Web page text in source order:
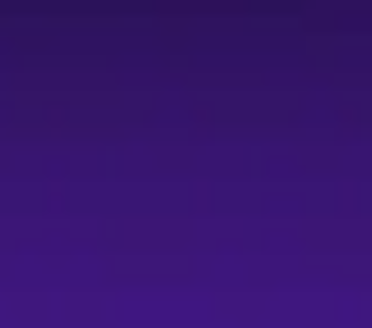
所謂的「賤招」在現實生活中的運用與倫理張力。 製作團隊在技術呈現上亦具完整編
你學壞，而是教你如何玩轉賤招、笑賺人生」，語氣上以自嘲與反諷為主要修辭，並以幽
都市成年觀眾或家庭共同觀賞的群體具有較高共鳴度。 觀演建議與期待效果：主辦方建
有一定程度的肢體互動與觀眾登台戲碼，若希望保留較傳統觀看方式的觀眾，應留意可能
戲劇體驗的觀眾則能在本作中獲得較高回報。由於每場演出可能依觀眾票選與現場特別嘉
場氛圍與即時反應的觀眾群。 總結來說，《英雄所賤略同— Hero Emotion》延續會演
高辨識度的演者與完整技術團隊，透過脫口喜劇與互動劇場的結合，提供一場以「賤學」
演出單場次資訊請以場館公告為準）的演出中獲得頻繁的笑點、現場決策帶來的戲劇變
眾觀賞，演出非明確親子節目，孩童需購票入場。 - 入場規範：一人一票、憑票入場；為
需依現場工作人員指示安排入場時間或座位。 - 互動提醒：演出包含觀眾互動與可能上
購票方式與取票： - 網路購票：接受信用卡、Apple Pay、Google Pay、ATM轉帳，請
網路購買。 - 分銷點與超商購票：現場分銷點或超商（7-ELEVEN ibon、全家
電腦自動選位，每筆訂單最多可訂購8張；超商取票每張票需支付10元手續費。 - 其他取
單位提供電子票，實際取票方式請依結帳頁面顯示選項為準。 退換票與注意事項： - 退
票，逾期不受理。 - 退票手續費：每張退票收取票面售價10%手續費；換票視同退票，需
票者，使用OPENTIX線上退訂單功能辦理；以ATM或現金購票者，依平台指示填寫資料
票。 - 其他退票注意：若購票時使用文化幣或點數折抵，退票時系統將優先退還文化幣與
： - 折扣通常不得併用；若有特別限制（如輪椅席、特殊套票、超過數量限制等）可能
館與安全提醒： - 為維護觀賞權益，建議提早完成取票並提早入場；演出若有變動（取